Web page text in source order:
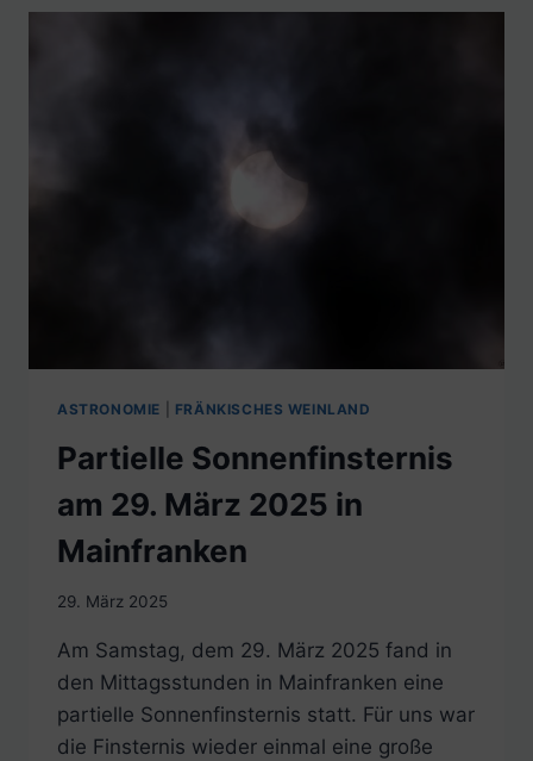
ASTRONOMIE FRÄNKISCHES WEINLAND
Partielle Sonnenfinsternis
am 29. März 2025 in
Mainfranken
29. März 2025
Am Samstag, dem 29. März 2025 fand in
den Mittagsstunden in Mainfranken eine
partielle Sonnenfinsternis statt. Für uns war
die Finsternis wieder einmal eine große